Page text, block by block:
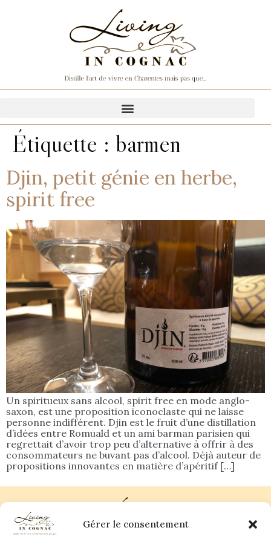
Gérer le consentement
Étiquette : barmen
Djin, petit génie en herbe,
spirit free
Un spiritueux sans alcool, spirit free en mode anglo-
saxon, est une proposition iconoclaste qui ne laisse
personne indifférent. Djin est le fruit d’une distillation
d’idées entre Romuald et un ami barman parisien qui
regrettait d’avoir trop peu d’alternative à offrir à des
consommateurs ne buvant pas d’alcool. Déjà auteur de
propositions innovantes en matière d’apéritif […]